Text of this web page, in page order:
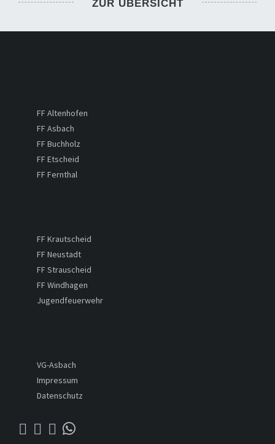
ZUR ÜBERSICHT
FF Altenhofen
FF Asbach
FF Buchholz
FF Etscheid
FF Fernthal
FF Krautscheid
FF Neustadt
FF Strauscheid
FF Windhagen
Jugendfeuerwehr
VG-Asbach
Impressum
Datenschutz